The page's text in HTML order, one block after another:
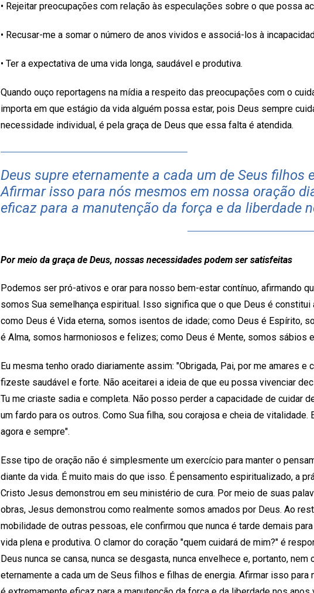
• Rejeitar preocupações com relação às especulações sobre o que possa
• Recusar-me a somar o número de anos vividos e associá-los à
• Ter a expectativa de uma vida longa, saudável e produtiva.
Quando ouço reportagens na mídia a respeito das preocupações com o
importa em que estágio da vida alguém possa estar, pois Deus sempre
necessidade individual, é pela graça de Deus que essa falta é atendida.
Deus supre eternamente a cada um de Seus filhos
Afirmar isso para nós mesmos em nossa oração
eficaz para a manutenção da força e da liberdade
Por meio da graça de Deus, nossas necessidades podem ser satisfeitas
Podemos ser pró-ativos e orar para nosso bem-estar contínuo, afirmando
somos Sua semelhança espiritual. Isso significa que o que Deus é
como Deus é Vida eterna, somos isentos de idade; como Deus é Espírito,
é Alma, somos harmoniosos e felizes; como Deus é Mente, somos sábios
Eu mesma tenho orado diariamente assim: "Obrigada, Pai, por me amares e
fizeste saudável e forte. Não aceitarei a ideia de que eu possa vivenciar
Tu me criaste sadia e completa. Não posso perder a capacidade de cuidar
um fardo para os outros. Como Sua filha, sou corajosa e cheia de
agora e sempre".
Esse tipo de oração não é simplesmente um exercício para manter o
diante da vida. É muito mais do que isso. É pensamento espiritualizado, a
Cristo Jesus demonstrou em seu ministério de cura. Por meio de suas
obras, Jesus demonstrou como realmente somos amados por Deus. Ao
mobilidade de outras pessoas, ele confirmou que nunca é tarde demais
vida plena e produtiva. O clamor do coração "quem cuidará de mim?" é
Deus nunca se cansa, nunca se desgasta, nunca envelhece e, portanto,
eternamente a cada um de Seus filhos e filhas de energia. Afirmar isso